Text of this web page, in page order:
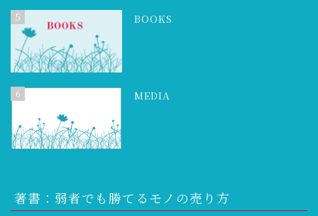
5 BOOKS
6 MEDIA
著書：弱者でも勝てるモノの売り方